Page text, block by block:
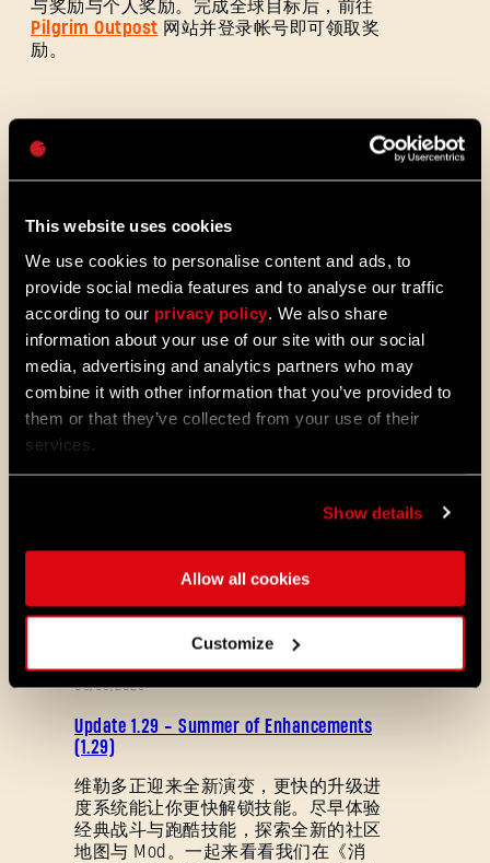
This website uses cookies
We use cookies to personalise content and ads, to
provide social media features and to analyse our traffic
according to our privacy policy . We also share
information about your use of our site with our social
media, advertising and analytics partners who may
combine it with other information that you’ve provided to
them or that they’ve collected from your use of their
services.
Show details
Allow all cookies
Customize
与奖励与个人奖励。完成全球目标后，前往
Pilgrim Outpost 网站并登录帐号即可领取奖
励。
间）
https://outpost.dyinglightgame.com/events/viral-
rush
毒尸潮
08/03/2026
Update 1.29 - Summer of Enhancements
(1.29)
维勒多正迎来全新演变，更快的升级进
度系统能让你更快解锁技能。尽早体验
经典战斗与跑酷技能，探索全新的社区
地图与 Mod。一起来看看我们在《消
电子邮箱地址
密码